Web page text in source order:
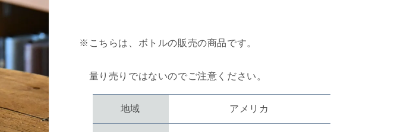
※こちらは、ボトルの販売の商品です。
量り売りではないのでご注意ください。
地域 アメリカ